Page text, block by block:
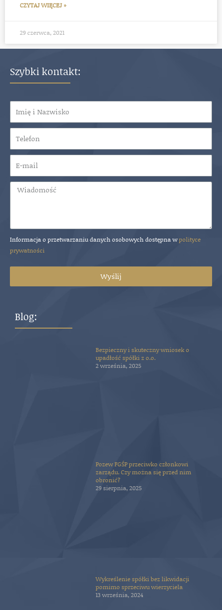
CZYTAJ WIĘCEJ »
29 czerwca, 2021
Szybki kontakt:
Informacja o przetwarzaniu danych osobowych dostępna wpolityce
prywatności
Wyślij
Blog:
Bezpieczny i skuteczny wniosek o
upadłość spółki z o.o.
2 września, 2025
Pozew FGŚP przeciwko członkowi
zarządu. Czy można się przed nim
obronić?
29 sierpnia, 2025
Wykreślenie spółki bez likwidacji
pomimo sprzeciwu wierzyciela
13 września, 2024